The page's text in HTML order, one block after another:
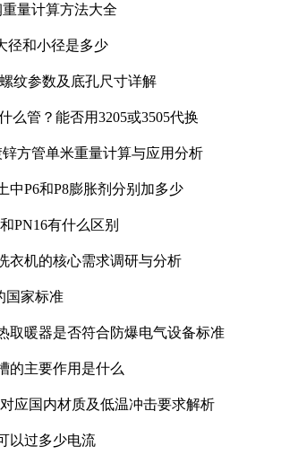
重量计算方法大全
径和小径是多少
纹参数及底孔尺寸详解
么管？能否用3205或3505代换
锌方管单米重量计算与应用分析
中P6和P8膨胀剂分别加多少
PN16有什么区别
衣机的核心需求调研与分析
国家标准
取暖器是否符合防爆电气设备标准
的主要作用是什么
应国内材质及低温冲击要求解析
以过多少电流